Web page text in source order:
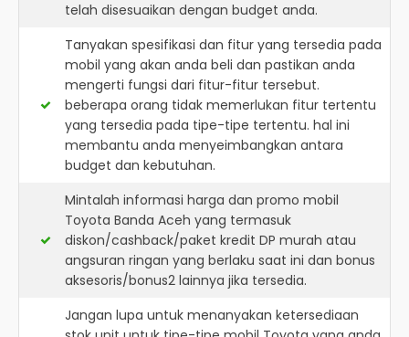
telah disesuaikan dengan budget anda.
Tanyakan spesifikasi dan fitur yang tersedia pada
mobil yang akan anda beli dan pastikan anda
mengerti fungsi dari fitur-fitur tersebut.
beberapa orang tidak memerlukan fitur tertentu
yang tersedia pada tipe-tipe tertentu. hal ini
membantu anda menyeimbangkan antara
budget dan kebutuhan.
Mintalah informasi harga dan promo mobil
Toyota Banda Aceh yang termasuk
diskon/cashback/paket kredit DP murah atau
angsuran ringan yang berlaku saat ini dan bonus
aksesoris/bonus2 lainnya jika tersedia.
Jangan lupa untuk menanyakan ketersediaan